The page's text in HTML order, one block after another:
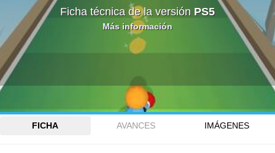
Ficha técnica de la versión PS5
Más información
FICHA AVANCES IMÁGENES